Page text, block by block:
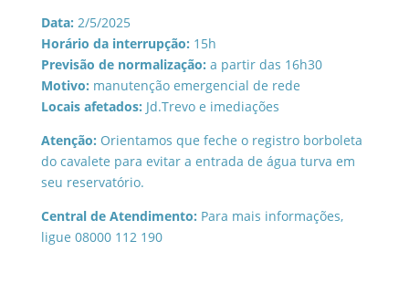
Data: 2/5/2025
Horário da interrupção: 15h
Previsão de normalização: a partir das 16h30
Motivo: manutenção emergencial de rede
Locais afetados: Jd.Trevo e imediações
Atenção: Orientamos que feche o registro borboleta
do cavalete para evitar a entrada de água turva em
seu reservatório.
Central de Atendimento: Para mais informações,
ligue 08000 112 190